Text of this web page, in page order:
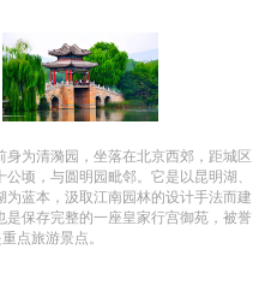
身为清漪园，坐落在北京西郊，距城区
顷，与圆明园毗邻。它是以昆明湖、
为蓝本，汲取江南园林的设计手法而建
是保存完整的一座皇家行宫御苑，被誉
点旅游景点。